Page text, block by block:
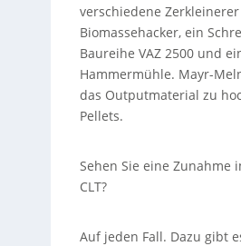
verschiedene
Biomassehacker, ein
Baureihe VAZ 2500 und
Hammermühle. Mayr-
das Outputmaterial zu
Pellets.
Sehen Sie eine Zunahme
CLT?
Auf jeden Fall. Dazu gibt